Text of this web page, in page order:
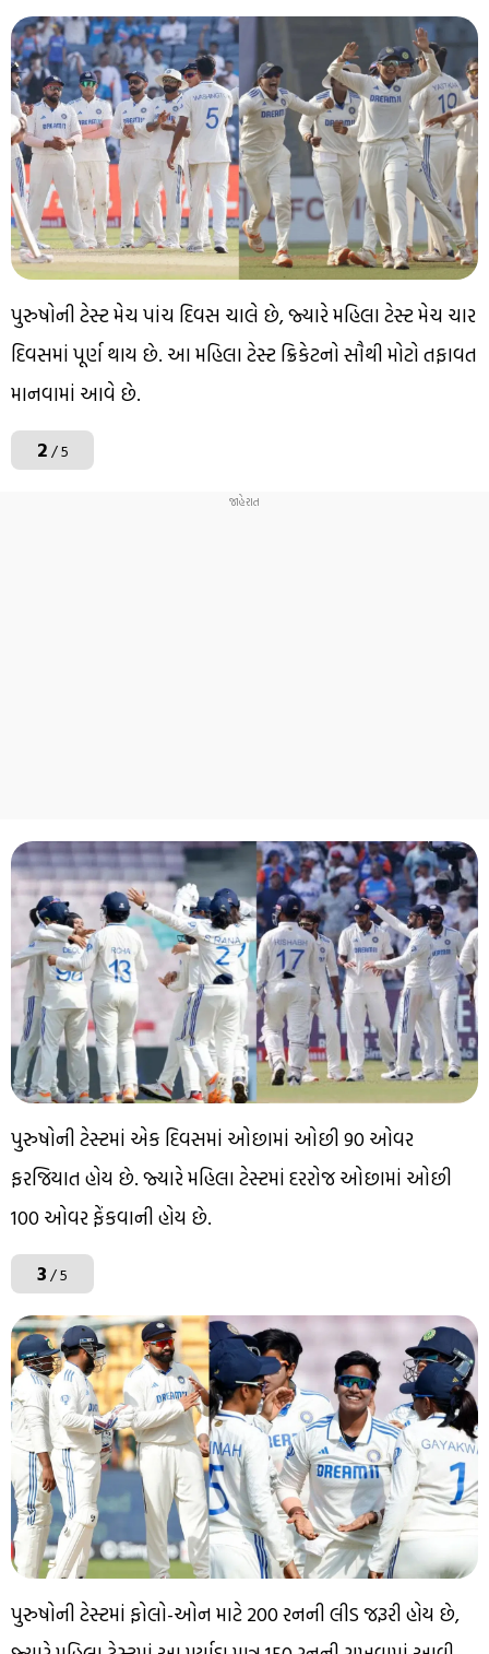
પુરુષોની ટેસ્ટ મેચ પાંચ દિવસ ચાલે છે, જ્યારે મહિલા ટેસ્ટ મેચ ચાર
દિવસમાં પૂર્ણ થાય છે. આ મહિલા ટેસ્ટ ક્રિકેટનો સૌથી મોટો તફાવત
માનવામાં આવે છે.
2/ 5
પુરુષોની ટેસ્ટમાં એક દિવસમાં ઓછામાં ઓછી 90 ઓવર
ફરજિયાત હોય છે. જ્યારે મહિલા ટેસ્ટમાં દરરોજ ઓછામાં ઓછી
100 ઓવર ફેંકવાની હોય છે.
3/ 5
પુરુષોની ટેસ્ટમાં ફોલો-ઓન માટે 200 રનની લીડ જરૂરી હોય છે,